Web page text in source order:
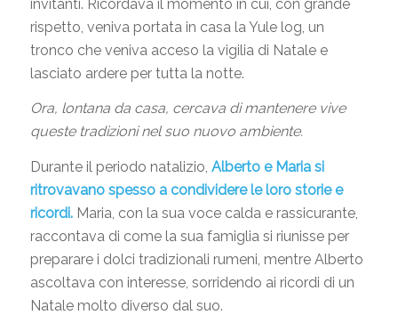
invitanti. Ricordava il momento in cui, con grande
rispetto, veniva portata in casa la Yule log, un
tronco che veniva acceso la vigilia di Natale e
lasciato ardere per tutta la notte.
Ora, lontana da casa, cercava di mantenere vive
queste tradizioni nel suo nuovo ambiente.
Durante il periodo natalizio, Alberto e Maria si
ritrovavano spesso a condividere le loro storie e
ricordi.Maria, con la sua voce calda e rassicurante,
raccontava di come la sua famiglia si riunisse per
preparare i dolci tradizionali rumeni, mentre Alberto
ascoltava con interesse, sorridendo ai ricordi di un
Natale molto diverso dal suo.